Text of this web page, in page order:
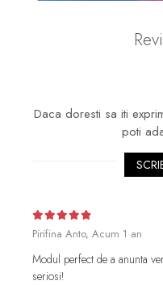
Daca doresti sa iti
poti
Pirifina Anto, Acum 1 an
Modul perfect de a anunta
seriosi!